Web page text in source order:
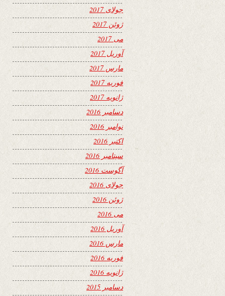
جولای 2017
ژوئن 2017
می 2017
آوریل 2017
مارس 2017
فوریه 2017
ژانویه 2017
دسامبر 2016
نوامبر 2016
اکتبر 2016
سپتامبر 2016
آگوست 2016
جولای 2016
ژوئن 2016
می 2016
آوریل 2016
مارس 2016
فوریه 2016
ژانویه 2016
دسامبر 2015